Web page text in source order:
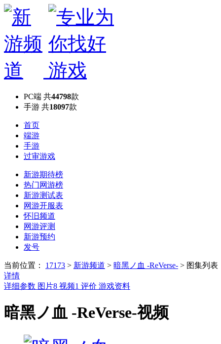
PC端 共44798款
手游 共18097款
首页
端游
手游
过审游戏
新游期待榜
热门网游榜
新游测试表
网游开服表
怀旧频道
网游评测
新游预约
发号
当前位置： 17173 > 新游频道 > 暗黑ノ血 -ReVerse- > 图集列表
详情
详细参数 图片8 视频1 评价 游戏资料
暗黑ノ血 -ReVerse-视频